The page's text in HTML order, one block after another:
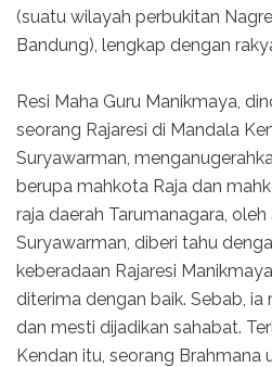
(suatu wilayah perbukitan
Bandung), lengkap dengan
Resi Maha Guru Manikmaya,
seorang Rajaresi di Mandala
Suryawarman,
berupa mahkota Raja dan
raja daerah Tarumanagara, oleh
Suryawarman, diberi tahu
keberadaan Rajaresi
diterima dengan baik. Sebab, ia
dan mesti dijadikan sahabat.
Kendan itu, seorang Brahmana